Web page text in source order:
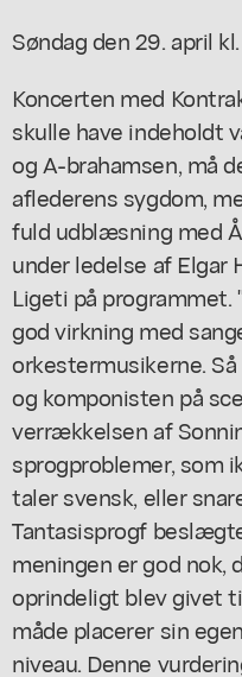
Søndag den 29. april
Koncerten med
skulle have indeholdt
og A-brahamsen, må
aflederens sygdom,
fuld udblæsning med
under ledelse af Elgar
Ligeti på programmet.
god virkning med
orkestermusikerne.
og komponisten på
verrækkelsen af
sprogproblemer, som
taler svensk, eller
Tantasisprogf
meningen er god nok,
oprindeligt blev givet
måde placerer sin
niveau. Denne